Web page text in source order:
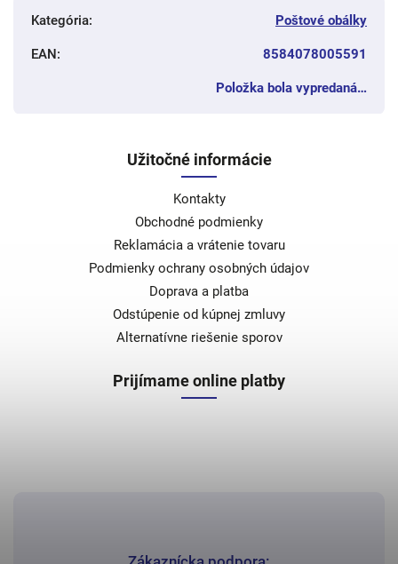
Kategória: Poštové obálky
EAN: 8584078005591
Položka bola vypredaná…
Užitočné informácie
Kontakty
Obchodné podmienky
Reklamácia a vrátenie tovaru
Podmienky ochrany osobných údajov
Doprava a platba
Odstúpenie od kúpnej zmluvy
Alternatívne riešenie sporov
Prijímame online platby